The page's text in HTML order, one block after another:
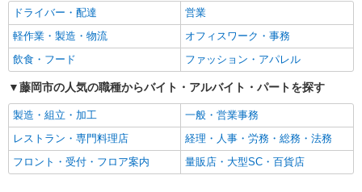
交通費支給
社会保険あり
まかない・食事補助
社員登用あり
同じ職種から求人を探す
飲食・フード
同じ特徴から求人を探す
未経験歓迎
高校生OK
週2～3日勤務OK
短時間勤務（1日4h以内）OK
ドライバー・配達
営業
軽作業・製造・物流
オフィスワーク・事務
飲食・フード
ファッション・アパレル
藤岡市の人気の職種からバイト・アルバイト・パートを探す
製造・組立・加工
一般・営業事務
レストラン・専門料理店
経理・人事・労務・総務・法務
フロント・受付・フロア案内
量販店・大型SC・百貨店